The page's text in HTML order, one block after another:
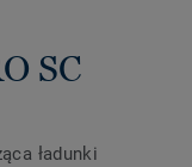
SC
ładunki